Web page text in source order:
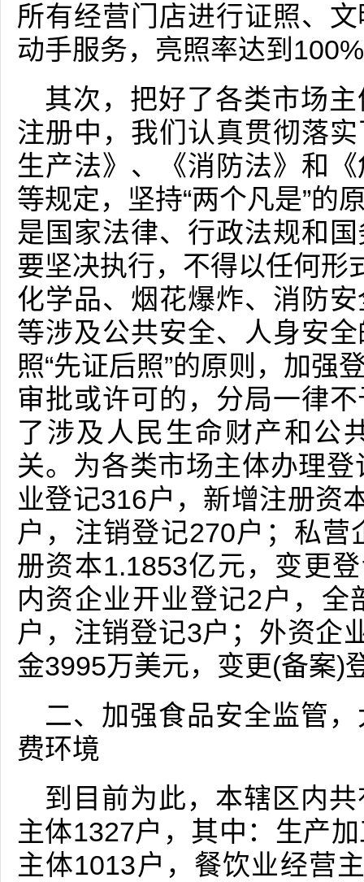
所有经营门店进行证照、
动手服务，亮照率达到
其次，把好了各类市场
注册中，我们认真贯彻落
生产法》、《消防法》和
等规定，坚持“两个凡是”的
是国家法律、行政法规和
要坚决执行，不得以任何形
化学品、烟花爆炸、消防
等涉及公共安全、人身安
照“先证后照”的原则，加强
审批或许可的，分局一律
了涉及人民生命财产和公
关。为各类市场主体办理
业登记316户，新增注册资
户，注销登记270户；私
册资本1.1853亿元，变更
内资企业开业登记2户，
户，注销登记3户；外资企
金3995万美元，变更(备案)
二、加强食品安全监管
费环境
到目前为此，本辖区内
主体1327户，其中：生产
主体1013户，餐饮业经营